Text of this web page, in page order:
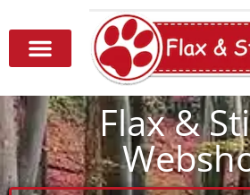
Flax &